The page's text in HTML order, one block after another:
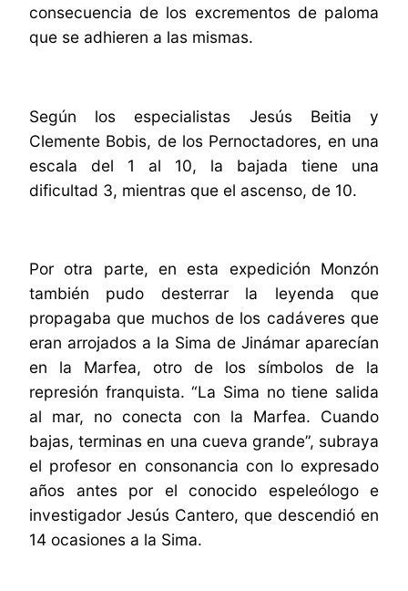
consecuencia de los excrementos de paloma
que se adhieren a las mismas.
Según los especialistas Jesús Beitia y
Clemente Bobis, de los Pernoctadores, en una
escala del 1 al 10, la bajada tiene una
dificultad 3, mientras que el ascenso, de 10.
Por otra parte, en esta expedición Monzón
también pudo desterrar la leyenda que
propagaba que muchos de los cadáveres que
eran arrojados a la Sima de Jinámar aparecían
en la Marfea, otro de los símbolos de la
represión franquista. “La Sima no tiene salida
al mar, no conecta con la Marfea. Cuando
bajas, terminas en una cueva grande”, subraya
el profesor en consonancia con lo expresado
años antes por el conocido espeleólogo e
investigador Jesús Cantero, que descendió en
14 ocasiones a la Sima.